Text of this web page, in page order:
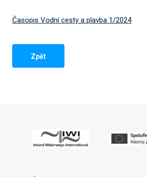
Časopis Vodní cesty a plavba 1/2024
Zpět